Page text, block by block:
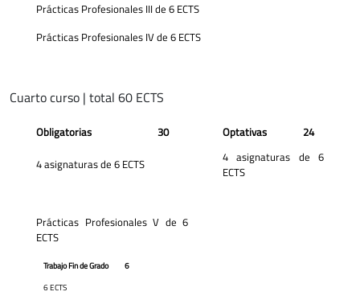
Prácticas Profesionales III de 6 ECTS
Prácticas Profesionales IV de 6 ECTS
Cuarto curso | total 60 ECTS
Obligatorias 30 Optativas
24
4 asignaturas de 6 ECTS
4 asignaturas de 6
ECTS
Prácticas Profesionales V de 6
ECTS
Trabajo Fin de Grado
6
6 ECTS